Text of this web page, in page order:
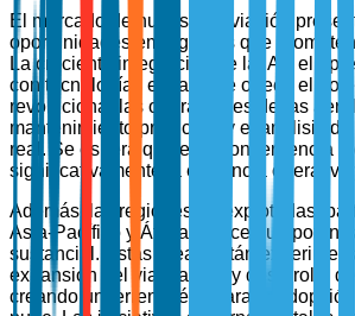
El mercado de nubes de aviación
oportunidades emergentes que prometen
La creciente integración de la IA y el
con tecnologías en la nube ofrece el
revolucionar las operaciones de las
mantenimiento predictivo y el análisis de
real. Se espera que esta convergencia
significativamente la eficiencia operativa
Además, las regiones no explotadas,
Asia-Pacífico y África, ofrecen un
sustancial. Estas áreas están
expansión del viaje aéreo y desarrollo
creando un terreno fértil para la